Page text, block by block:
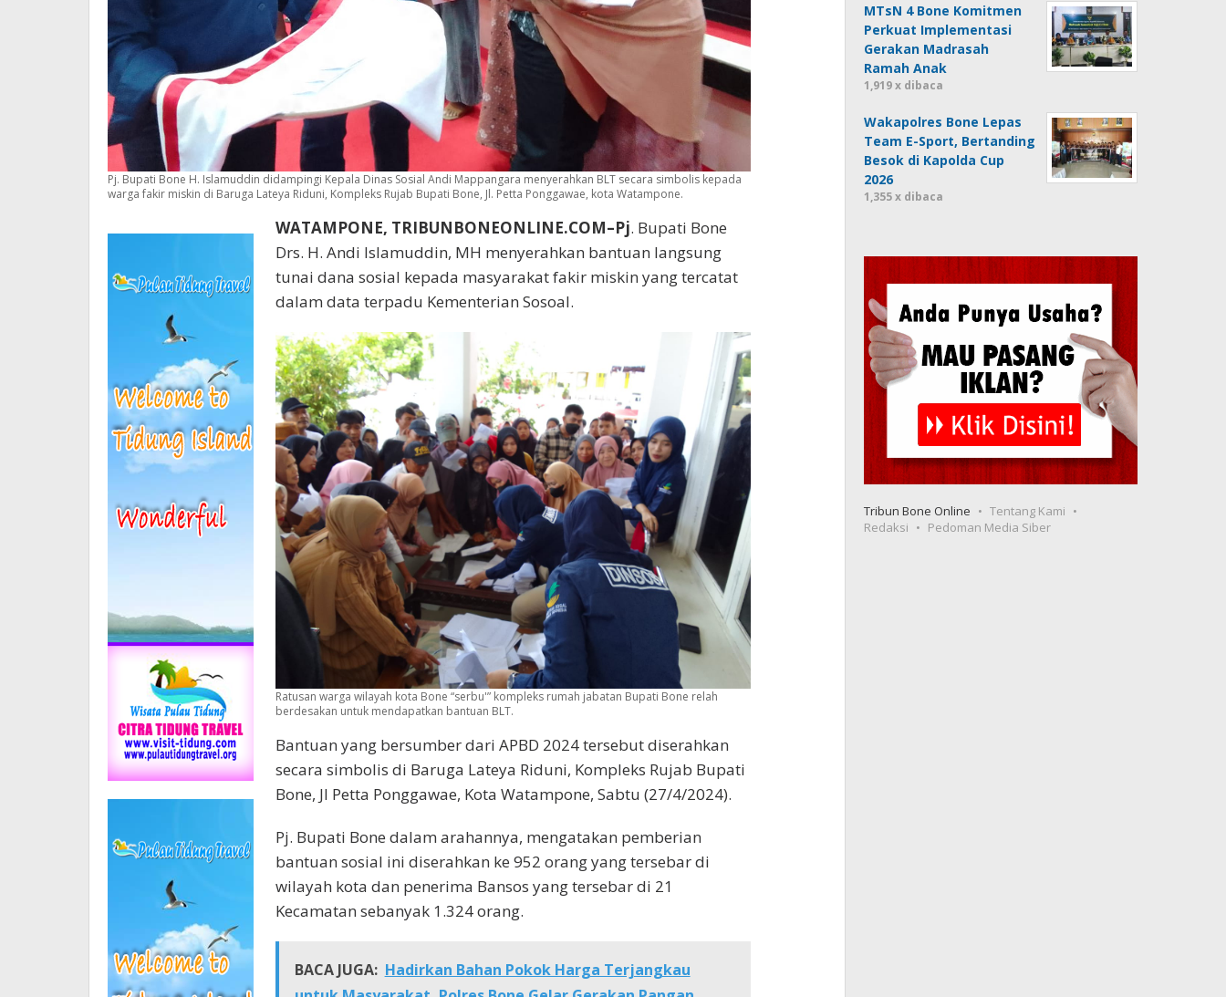
Pj. Bupati Bone H. Islamuddin didampingi Kepala Dinas Sosial Andi Mappangara menyerahkan BLT secara simbolis kepada
warga fakir miskin di Baruga Lateya Riduni, Kompleks Rujab Bupati Bone, Jl. Petta Ponggawae, kota Watampone.
WATAMPONE, TRIBUNBONEONLINE.COM–Pj. Bupati Bone
Drs. H. Andi Islamuddin, MH menyerahkan bantuan langsung
tunai dana sosial kepada masyarakat fakir miskin yang tercatat
dalam data terpadu Kementerian Sosoal.
Ratusan warga wilayah kota Bone “serbu'” kompleks rumah jabatan Bupati Bone relah
berdesakan untuk mendapatkan bantuan BLT.
Bantuan yang bersumber dari APBD 2024 tersebut diserahkan
secara simbolis di Baruga Lateya Riduni, Kompleks Rujab Bupati
Bone, Jl Petta Ponggawae, Kota Watampone, Sabtu (27/4/2024).
Pj. Bupati Bone dalam arahannya, mengatakan pemberian
bantuan sosial ini diserahkan ke 952 orang yang tersebar di
wilayah kota dan penerima Bansos yang tersebar di 21
Kecamatan sebanyak 1.324 orang.
BACA JUGA: Hadirkan Bahan Pokok Harga Terjangkau
MTsN 4 Bone Komitmen
Perkuat Implementasi
Gerakan Madrasah
Ramah Anak
1,919 x dibaca
Wakapolres Bone Lepas
Team E-Sport, Bertanding
Besok di Kapolda Cup
2026
1,355 x dibaca
Tribun Bone Online
Tentang Kami
Redaksi
Pedoman Media Siber